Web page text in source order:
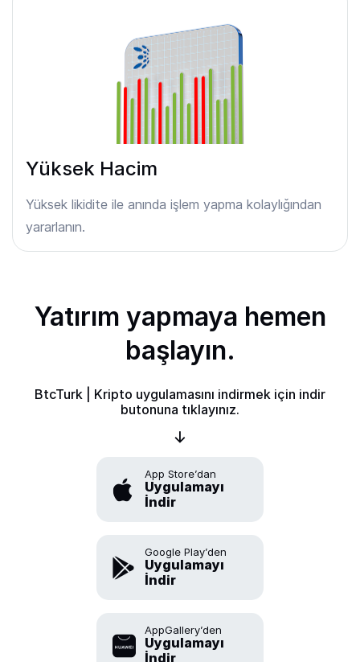
Yüksek Hacim
Yüksek likidite ile anında işlem yapma kolaylığından
yararlanın.
Yatırım yapmaya hemen
başlayın.
BtcTurk | Kripto uygulamasını indirmek için indir
butonuna tıklayınız.
App Store’dan
Uygulamayı
İndir
Google Play’den
Uygulamayı
İndir
AppGallery’den
Uygulamayı
İndir